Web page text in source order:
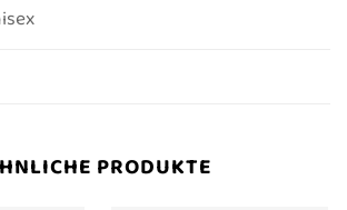
PRODUKTE